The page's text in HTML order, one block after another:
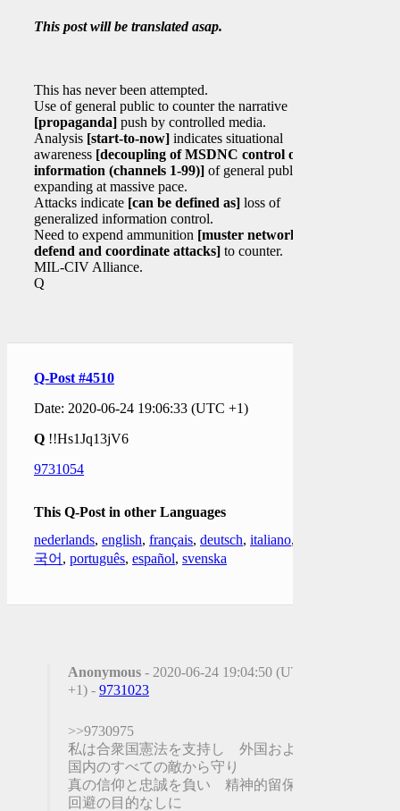
This post will be translated asap.
This has never been attempted.
Use of general public to counter the narrative
[propaganda] push by controlled media.
Analysis [start-to-now] indicates situational
awareness [decoupling of MSDNC control of
information (channels 1-99)] of general public
expanding at massive pace.
Attacks indicate [can be defined as] loss of
generalized information control.
Need to expend ammunition [muster network to
defend and coordinate attacks] to counter.
MIL-CIV Alliance.
Q
Q-Post #4510
Date: 2020-06-24 19:06:33 (UTC +1)
Q !!Hs1Jq13jV6
9731054
This Q-Post in other Languages
nederlands, english, français, deutsch, italiano,
국어 , português, español, svenska
Anonymous - 2020-06-24 19:04:50 (UTC
+1) - 9731023
>>9730975
私は合衆国憲法を支持し 外国および
国内のすべての敵から守り
真の信仰と忠誠を負い 精神的留保や
回避の目的なしに